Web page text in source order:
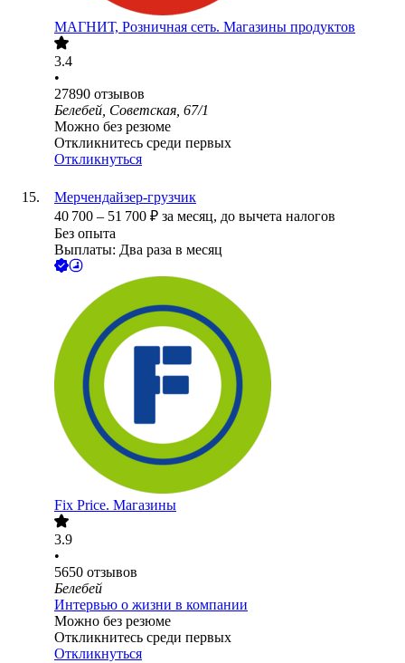
МАГНИТ, Розничная сеть. Магазины продуктов
3.4
•
27890 отзывов
Белебей, Советская, 67/1
Можно без резюме
Откликнитесь среди первых
Откликнуться
Мерчендайзер-грузчик
40 700 – 51 700 ₽ за месяц, до вычета налогов
Без опыта
Выплаты: Два раза в месяц
Fix Price. Магазины
3.9
•
5650 отзывов
Белебей
Интервью о жизни в компании
Можно без резюме
Откликнитесь среди первых
Откликнуться